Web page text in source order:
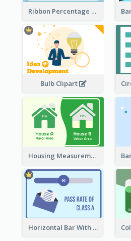
Ribbon Percentage Measurement
Bulb Clipart
Housing Measurement Comparison
Horizontal Bar With Button